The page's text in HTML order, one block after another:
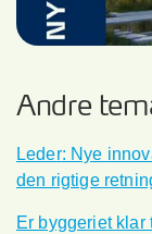
Andre
Leder: Nye
den rigtige
Er byggeriet klar